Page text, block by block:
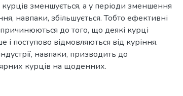
зменшується, а у періоди зменшення
навпаки, збільшується. Тобто ефективні
до того, що деякі курці
поступово відмовляються від куріння.
навпаки, призводить до
курців на щоденних.